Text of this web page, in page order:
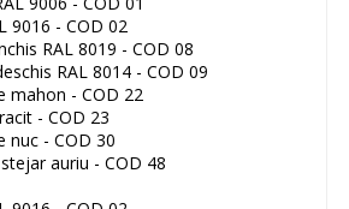
9016 - COD 02
RAL 8019 - COD 08
RAL 8014 - COD 09
mahon - COD 22
- COD 23
nuc - COD 30
auriu - COD 48